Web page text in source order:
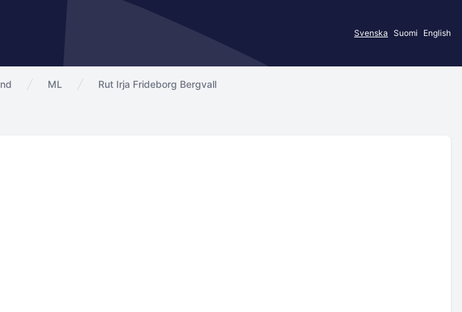
Svenska Suomi English
ML Rut Irja Frideborg Bergvall